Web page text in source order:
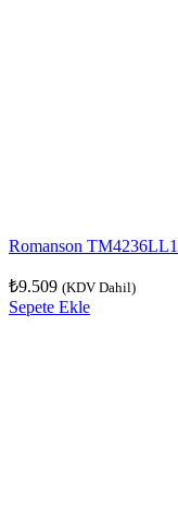
Romanson
₺9.509 (KDV Dahil)
Sepete Ekle